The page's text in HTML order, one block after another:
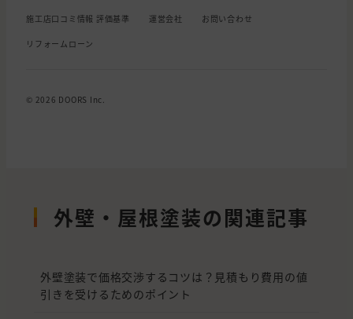
施工店口コミ情報 評価基準 運営会社 お問い合わせ
リフォームローン
© 2026 DOORS Inc.
外壁・屋根塗装の関連記事
外壁塗装で価格交渉するコツは？見積もり費用の値
引きを受けるためのポイント